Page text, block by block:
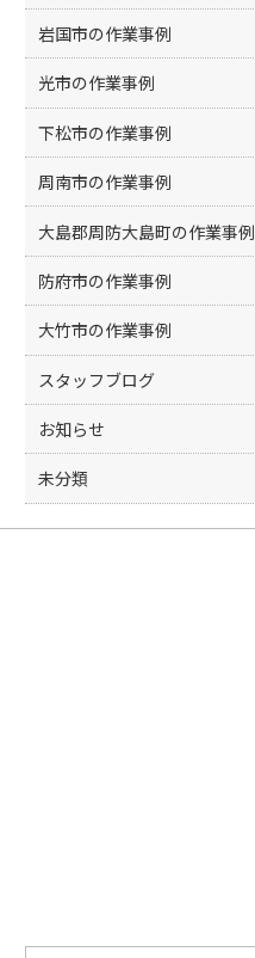
岩国市の作業事例
光市の作業事例
下松市の作業事例
周南市の作業事例
大島郡周防大島町の作業事例
防府市の作業事例
大竹市の作業事例
スタッフブログ
お知らせ
未分類